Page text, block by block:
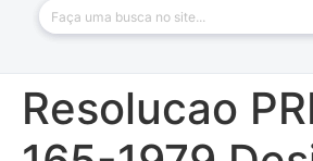
Resolucao